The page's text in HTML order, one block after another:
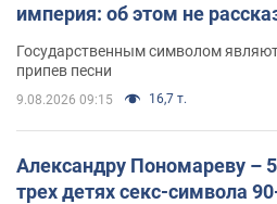
империя: об этом не
Государственным символом
припев песни
9.08.2026 09:15 16,7 т.
Александру Пономареву –
трех детях секс-символа